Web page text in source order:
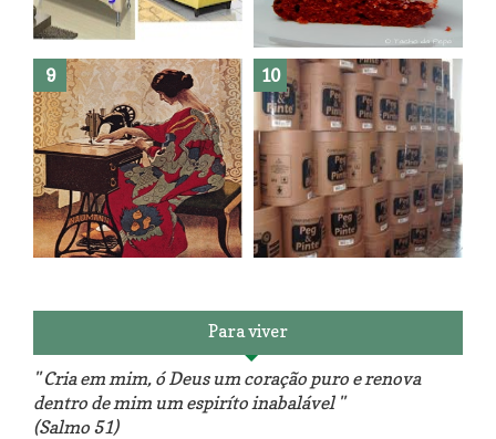
Como fazer leites vegetais ? O medo que habita em nós.
Reforma do sofá, agora é em
patchwork!
The Red Velvet !!! O Perfeito
Para viver
" Cria em mim, ó Deus um coração puro e renova
dentro de mim um espiríto inabalável "
(Salmo 51)